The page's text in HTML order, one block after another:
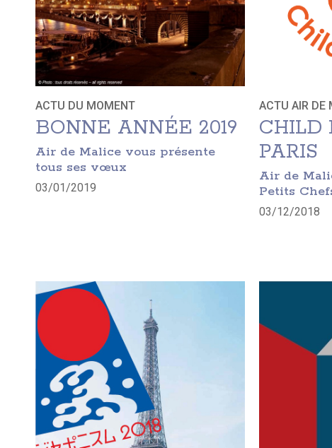
ACTU DU MOMENT
BONNE ANNÉE 2019
Air de Malice vous présente
tous ses vœux
03/01/2019
ACTU AIR DE
CHILD
PARIS
Air de
Petits
03/12/2018